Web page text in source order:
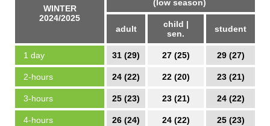
WINTER
2024/2025
(low season)
adult
child |
sen.
student
1 day 31 (29) 27 (25) 29 (27)
2-hours 24 (22) 22 (20) 23 (21)
3-hours 25 (23) 23 (21) 24 (22)
4-hours 26 (24) 24 (22) 25 (23)